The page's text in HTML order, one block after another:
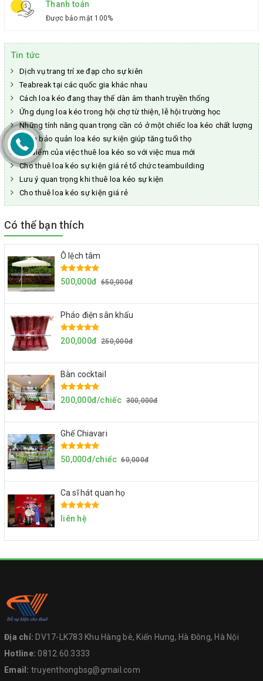
Thanh toán
Được bảo mật 100%
Tin tức
Dịch vụ trang trí xe đạp cho sự kiên
Teabreak tại các quốc gia khác nhau
Cách loa kéo đang thay thế dàn âm thanh truyền thống
Ứng dụng loa kéo trong hội chợ từ thiện, lễ hội trường học
Những tính năng quan trọng cần có ở một chiếc loa kéo chất lượng
Cách bảo quản loa kéo sự kiện giúp tăng tuổi thọ
Ưu điểm của việc thuê loa kéo so với việc mua mới
Cho thuê loa kéo sự kiện giá rẻ tổ chức teambuilding
Lưu ý quan trọng khi thuê loa kéo sự kiện
Cho thuê loa kéo sự kiện giá rẻ
Có thể bạn thích
Ô lệch tâm
500,000đ 650,000đ
Pháo điện sân khấu
200,000đ 250,000đ
Bàn cocktail
200,000đ/chiếc 300,000đ
Ghế Chiavari
50,000đ/chiếc 60,000đ
Ca sĩ hát quan họ
liên hệ
Địa chỉ: DV17-LK783 Khu Hàng bè, Kiến Hưng, Hà Đông, Hà Nội
Hotline:0812.60.3333
Email: truyenthongbsg@gmail.com